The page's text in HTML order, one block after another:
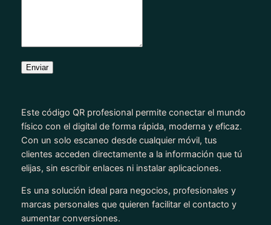
C
i
g
i
)
c
a
Enviar
Este código QR profesional permite conectar el mundo
físico con el digital de forma rápida, moderna y eficaz.
Con un solo escaneo desde cualquier móvil, tus
clientes acceden directamente a la información que tú
elijas, sin escribir enlaces ni instalar aplicaciones.
Es una solución ideal para negocios, profesionales y
marcas personales que quieren facilitar el contacto y
aumentar conversiones.